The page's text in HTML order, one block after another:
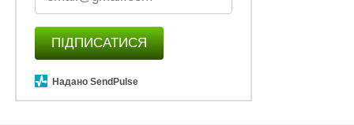
ПІДПИСАТИСЯ
Надано SendPulse